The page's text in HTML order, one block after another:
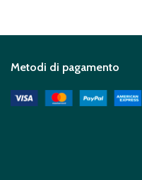
Metodi di pagamento